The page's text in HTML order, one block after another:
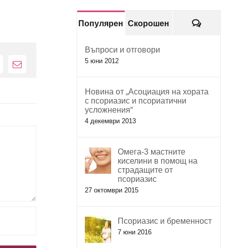
Електронна
Популярен Скорошен Коментари
Въпроси и отговори
5 юни 2012
Новина от „Асоциация на хората
с псориазис и псориатични
усложнения“
4 декември 2013
Омега-3 мастните
киселини в помощ на
страдащите от
псориазис
27 октомври 2015
Псориазис и бременност
7 юни 2016